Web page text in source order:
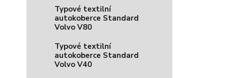
Typové textilní
autokoberce Standard
Volvo V80
Typové textilní
autokoberce Standard
Volvo V40